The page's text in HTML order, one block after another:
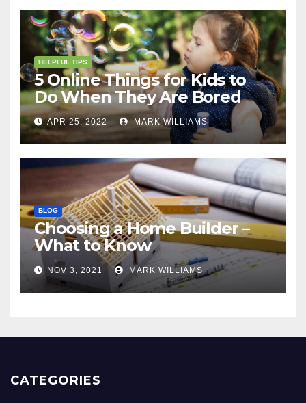
HELPFUL TIPS
5 Online Things for Kids to
Do When They Are Bored
APR 25, 2022 MARK WILLIAMS
BLOG
Choosing a Home Builder –
What to Know
NOV 3, 2021 MARK WILLIAMS
CATEGORIES